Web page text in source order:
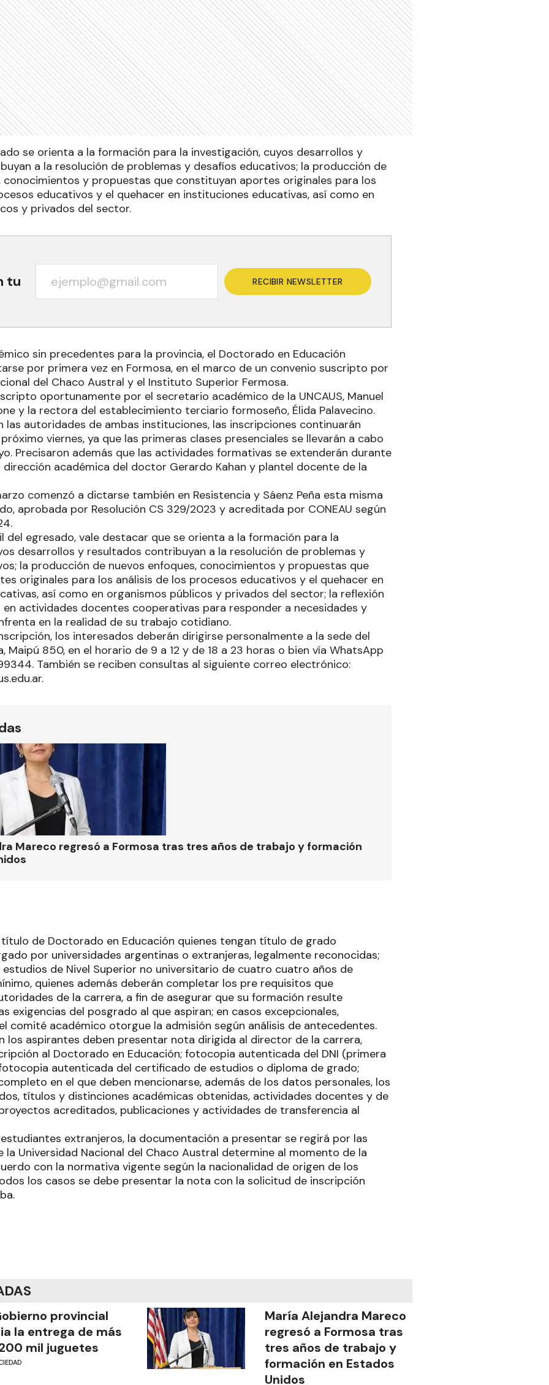
se orienta a la formación para la investigación, cuyos desarrollos y
a la resolución de problemas y desafíos educativos; la producción de
conocimientos y propuestas que constituyan aportes originales para los
educativos y el quehacer en instituciones educativas, así como en
y privados del sector.
tu RECIBIR NEWSLETTER
sin precedentes para la provincia, el Doctorado en Educación
por primera vez en Formosa, en el marco de un convenio suscripto por
del Chaco Austral y el Instituto Superior Fermosa.
oportunamente por el secretario académico de la UNCAUS, Manuel
y la rectora del establecimiento terciario formoseño, Élida Palavecino.
las autoridades de ambas instituciones, las inscripciones continuarán
viernes, ya que las primeras clases presenciales se llevarán a cabo
Precisaron además que las actividades formativas se extenderán durante
dirección académica del doctor Gerardo Kahan y plantel docente de la
comenzó a dictarse también en Resistencia y Sáenz Peña esta misma
aprobada por Resolución CS 329/2023 y acreditada por CONEAU según
del egresado, vale destacar que se orienta a la formación para la
desarrollos y resultados contribuyan a la resolución de problemas y
la producción de nuevos enfoques, conocimientos y propuestas que
originales para los análisis de los procesos educativos y el quehacer en
así como en organismos públicos y privados del sector; la reflexión
actividades docentes cooperativas para responder a necesidades y
en la realidad de su trabajo cotidiano.
los interesados deberán dirigirse personalmente a la sede del
Maipú 850, en el horario de 9 a 12 y de 18 a 23 horas o bien vía WhatsApp
También se reciben consultas al siguiente correo electrónico:
Mareco regresó a Formosa tras tres años de trabajo y formación
de Doctorado en Educación quienes tengan título de grado
por universidades argentinas o extranjeras, legalmente reconocidas;
de Nivel Superior no universitario de cuatro cuatro años de
quienes además deberán completar los pre requisitos que
de la carrera, a fin de asegurar que su formación resulte
exigencias del posgrado al que aspiran; en casos excepcionales,
comité académico otorgue la admisión según análisis de antecedentes.
los aspirantes deben presentar nota dirigida al director de la carrera,
al Doctorado en Educación; fotocopia autenticada del DNI (primera
autenticada del certificado de estudios o diploma de grado;
en el que deben mencionarse, además de los datos personales, los
títulos y distinciones académicas obtenidas, actividades docentes y de
acreditados, publicaciones y actividades de transferencia al
extranjeros, la documentación a presentar se regirá por las
la Universidad Nacional del Chaco Austral determine al momento de la
con la normativa vigente según la nacionalidad de origen de los
los casos se debe presentar la nota con la solicitud de inscripción
provincial
la entrega de más
mil juguetes
María Alejandra Mareco
regresó a Formosa tras
tres años de trabajo y
formación en Estados
Unidos